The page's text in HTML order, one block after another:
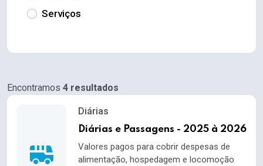
Serviços
Encontramos 4 resultados
Diárias
Diárias e Passagens - 2025 à 2026
Valores pagos para cobrir despesas de
alimentação, hospedagem e locomoção